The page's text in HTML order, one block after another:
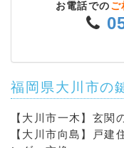
お電話での ご
福岡県大川市の
【大川市一木】玄関
【大川市向島】戸建